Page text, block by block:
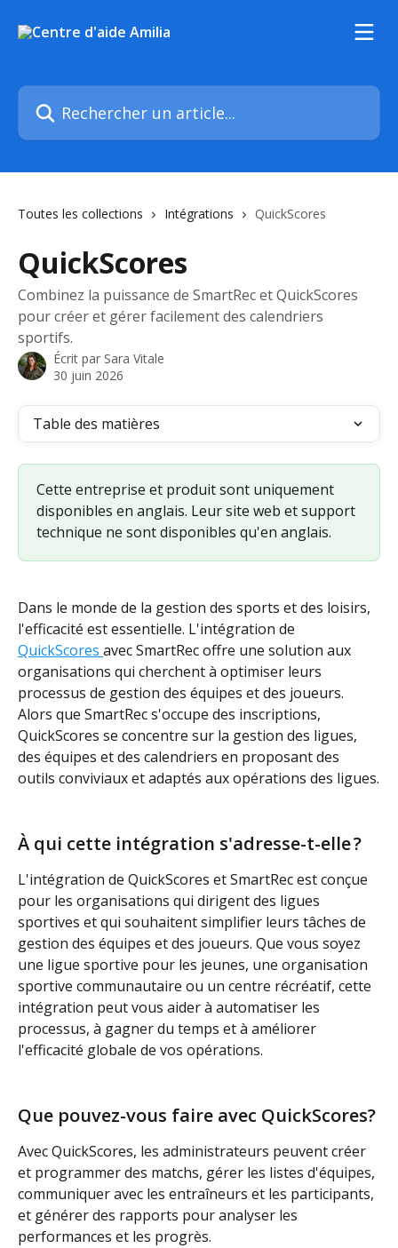
Rechercher un article...
Toutes les collections Intégrations QuickScores
QuickScores
Combinez la puissance de SmartRec et QuickScores
pour créer et gérer facilement des calendriers
sportifs.
Écrit par Sara Vitale
30 juin 2026
Table des matières
Cette entreprise et produit sont uniquement
disponibles en anglais. Leur site web et support
technique ne sont disponibles qu'en anglais.
Dans le monde de la gestion des sports et des loisirs,
l'efficacité est essentielle. L'intégration de
QuickScores avec SmartRec offre une solution aux
organisations qui cherchent à optimiser leurs
processus de gestion des équipes et des joueurs.
Alors que SmartRec s'occupe des inscriptions,
QuickScores se concentre sur la gestion des ligues,
des équipes et des calendriers en proposant des
outils conviviaux et adaptés aux opérations des ligues.
À qui cette intégration s'adresse-t-elle ?
L'intégration de QuickScores et SmartRec est conçue
pour les organisations qui dirigent des ligues
sportives et qui souhaitent simplifier leurs tâches de
gestion des équipes et des joueurs. Que vous soyez
une ligue sportive pour les jeunes, une organisation
sportive communautaire ou un centre récréatif, cette
intégration peut vous aider à automatiser les
processus, à gagner du temps et à améliorer
l'efficacité globale de vos opérations.
Que pouvez-vous faire avec QuickScores?
Avec QuickScores, les administrateurs peuvent créer
et programmer des matchs, gérer les listes d'équipes,
communiquer avec les entraîneurs et les participants,
et générer des rapports pour analyser les
performances et les progrès.